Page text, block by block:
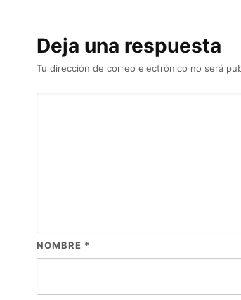
Deja una respuesta
Tu dirección de correo electrónico no será
NOMBRE *